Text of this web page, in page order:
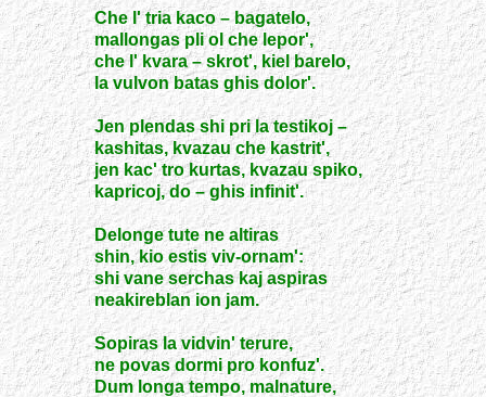
Che l' tria kaco – bagatelo,
mallongas pli ol che lepor',
che l' kvara – skrot', kiel barelo,
la vulvon batas ghis dolor'.
Jen plendas shi pri la testikoj –
kashitas, kvazau che kastrit',
jen kac' tro kurtas, kvazau spiko,
kapricoj, do – ghis infinit'.
Delonge tute ne altiras
shin, kio estis viv-ornam':
shi vane serchas kaj aspiras
neakireblan ion jam.
Sopiras la vidvin' terure,
ne povas dormi pro konfuz'.
Dum longa tempo, malnature,